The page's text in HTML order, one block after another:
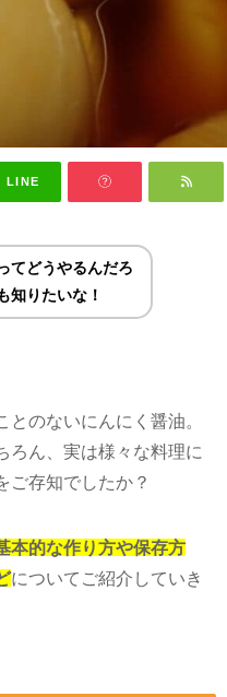
LINE
てどうやるんだろ
知りたいな！
のないにんにく醤油。
ろん、実は様々な料理に
ご存知でしたか？
本的な作り方や保存方
についてご紹介していき